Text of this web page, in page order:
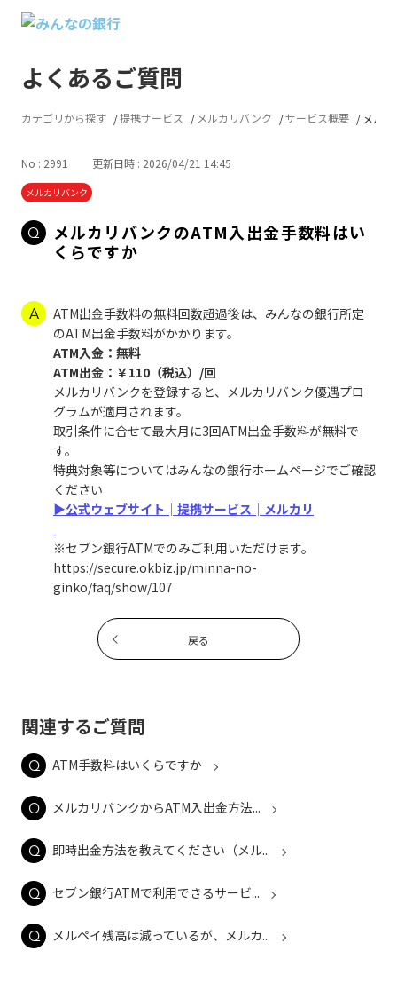
よくあるご質問
カテゴリから探す 提携サービス メルカリバンク サービス概要 メル
No : 2991 更新日時 : 2026/04/21 14:45
メルカリバンク
メルカリバンクのATM入出金手数料はい
くらですか
ATM出金手数料の無料回数超過後は、みんなの銀行所定
のATM出金手数料がかかります。
ATM入金：無料
ATM出金：￥110（税込）/回
メルカリバンクを登録すると、メルカリバンク優遇プロ
グラムが適用されます。
取引条件に合せて最大月に3回ATM出金手数料が無料で
す。
特典対象等についてはみんなの銀行ホームページでご確認
ください
▶公式ウェブサイト│提携サービス│メルカリ
※セブン銀行ATMでのみご利用いただけます。
https://secure.okbiz.jp/minna-no-
ginko/faq/show/107
戻る
関連するご質問
ATM手数料はいくらですか
メルカリバンクからATM入出金方法...
即時出金方法を教えてください（メル...
セブン銀行ATMで利用できるサービ...
メルペイ残高は減っているが、メルカ...